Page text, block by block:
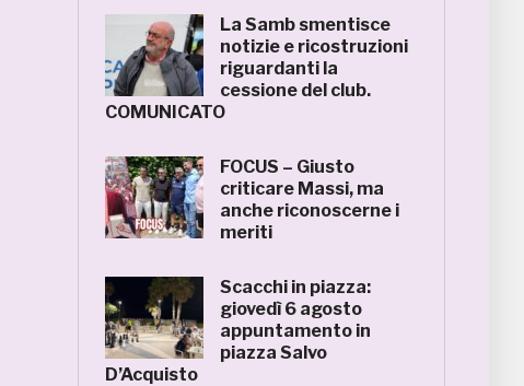
La Samb smentisce
notizie e ricostruzioni
riguardanti la
cessione del club.
COMUNICATO
FOCUS – Giusto
criticare Massi, ma
anche riconoscerne i
meriti
Scacchi in piazza:
giovedì 6 agosto
appuntamento in
piazza Salvo
D’Acquisto